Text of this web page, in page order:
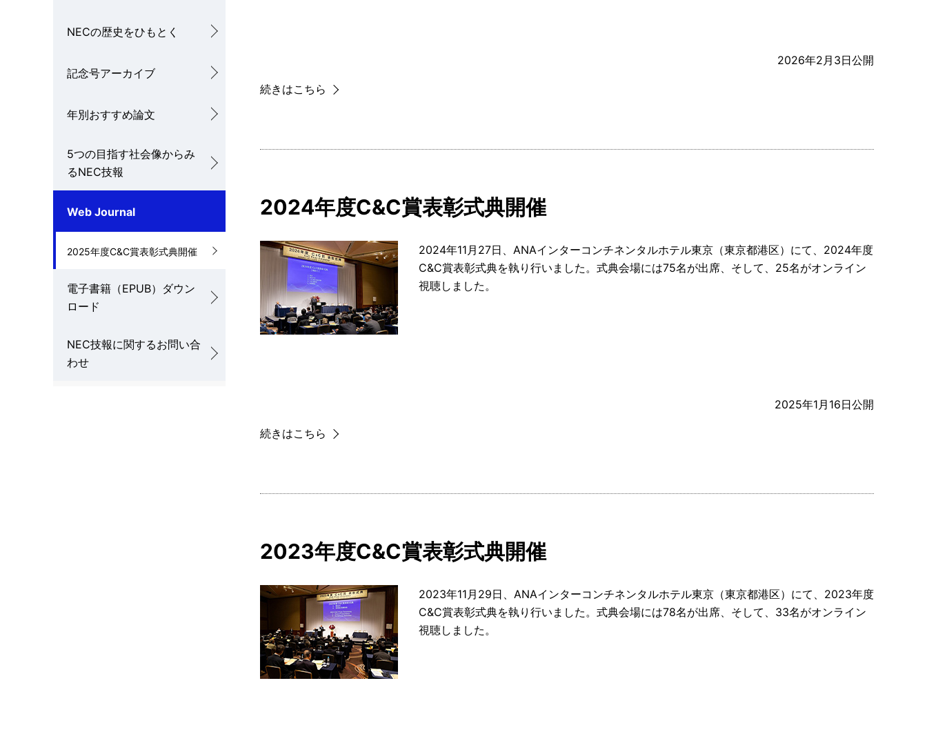
NECの歴史をひもとく
記念号アーカイブ
年別おすすめ論文
5つの目指す社会像からみ
るNEC技報
Web Journal
2025年度C&C賞表彰式典開催
電子書籍（EPUB）ダウン
ロード
NEC技報に関するお問い合
わせ
2026年2月3日公開
続きはこちら
2024年度C&C賞表彰式典開催
2024年11月27日、ANAインターコンチネンタルホテル東京（東京都港区）にて、2024年度
C&C賞表彰式典を執り行いました。式典会場には75名が出席、そして、25名がオンライン
視聴しました。
2025年1月16日公開
続きはこちら
2023年度C&C賞表彰式典開催
2023年11月29日、ANAインターコンチネンタルホテル東京（東京都港区）にて、2023年度
C&C賞表彰式典を執り行いました。式典会場には78名が出席、そして、33名がオンライン
視聴しました。